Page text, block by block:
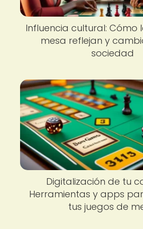
Influencia cultural: Cómo
mesa reflejan y
sociedad
Digitalización de tu
Herramientas y apps
tus juegos de